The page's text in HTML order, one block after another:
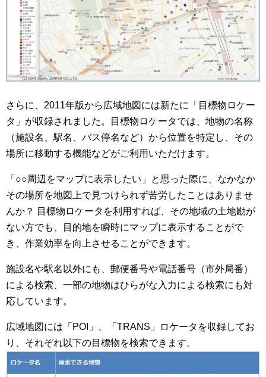
さらに、2011年版から広域地図には新たに「目標物ロケー
タ」が収録されました。目標物ロケータでは、地物の名称
（施設名、駅名、バス停名など）から位置を特定し、その
場所に移動する機能などがご利用いただけます。
「○○周辺をマップに表示したい」と思った際に、なかなか
その場所を地図上で見つけられず苦労したことはありませ
んか？ 目標物ロケータを利用すれば、その地域の土地勘が
ない方でも、目的地を瞬時にマップに表示することがで
き、作業効率を向上させることができます。
施設名や駅名以外にも、郵便番号や電話番号（市外局番）
による検索、一部の地物はひらがな入力による検索にも対
応しています。
広域地図には「POI」、「TRANS」ロケータを収録してお
り、それぞれ以下の目標物を検索できます。